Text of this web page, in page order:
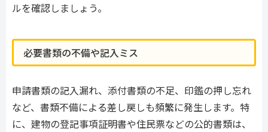
ルを確認しましょう。
必要書類の不備や記入ミス
申請書類の記入漏れ、添付書類の不足、印鑑の押し忘れ
など、書類不備による差し戻しも頻繁に発生します。特
に、建物の登記事項証明書や住民票などの公的書類は、